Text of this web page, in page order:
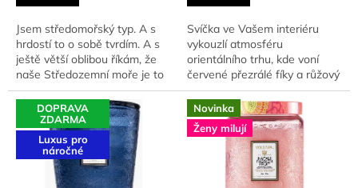
Jsem středomořský typ. A s
hrdostí to o sobě tvrdím. A s
ještě větší oblibou říkám, že
naše Středozemní moře je to
nejkrásnější na...
Svíčka ve Vašem interiéru
vykouzlí atmosféru
orientálního trhu, kde voní
červené přezrálé fíky a růžový
olej z luxusních...
DOPRAVA
ZDARMA
Luxus pro
náročné
Novinka
Ženy milují